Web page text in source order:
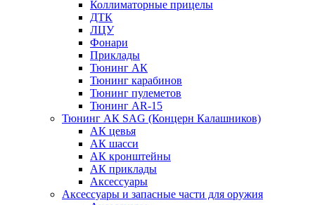
Коллиматорные прицелы
ДТК
ЛЦУ
Фонари
Приклады
Тюнинг АК
Тюнинг карабинов
Тюнинг пулеметов
Тюнинг AR-15
Тюнинг АК SAG (Концерн Калашников)
АК цевья
АК шасси
АК кронштейны
АК приклады
Аксессуары
Аксессуары и запасные части для оружия